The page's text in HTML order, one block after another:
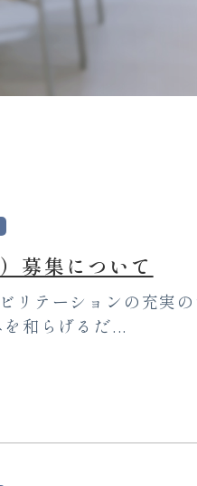
募集について
リテーションの充実
和らげるだ...